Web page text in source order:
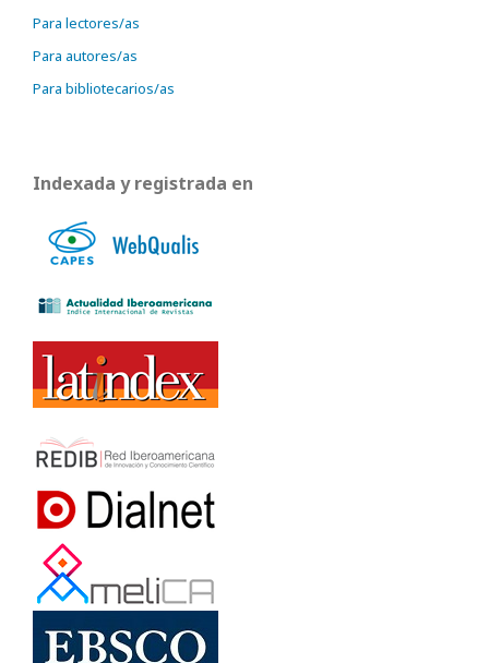
Para lectores/as
Para autores/as
Para bibliotecarios/as
Indexada y registrada en